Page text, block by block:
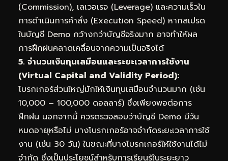
(Commission), เลเวอเรจ (Leverage) และความเร็วใน
การดำเนินการคำสั่ง (Execution Speed) หากสเปรด
ในบัญชี Demo กว้างกว่าบัญชีจริงมาก อาจทำให้ผล
การฝึกฝนคลาดเคลื่อนจากความเป็นจริงได้
5. จำนวนเงินทุนเสมือนและระยะเวลาการใช้งาน
(Virtual Capital and Validity Period):
โบรกเกอร์ส่วนใหญ่มักให้เงินทุนเสมือนจำนวนมาก (เช่น
10,000 – 100,000 ดอลลาร์) ซึ่งเพียงพอต่อการ
ฝึกฝน นอกจากนี้ ควรตรวจสอบว่าบัญชี Demo มีวัน
หมดอายุหรือไม่ บางโบรกเกอร์อาจจำกัดระยะเวลาการใช้
งาน (เช่น 30 วัน) ในขณะที่บางโบรกเกอร์ให้ใช้งานได้ไม่
จำกัด ซึ่งเป็นประโยชน์สำหรับการเรียนรู้ในระยะยาว